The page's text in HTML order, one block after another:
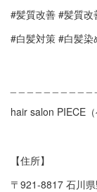
#髪質改善 #髪質改
#白髪対策 #白髪染
hair salon PIECE
【住所】
〒 921-8817 石川